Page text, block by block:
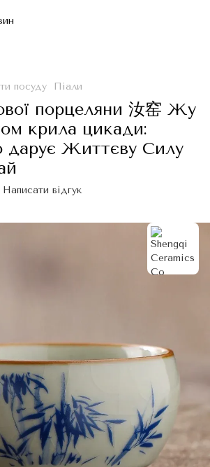
посуду Піали
порцеляни 汝窑 Жу
крила цикади:
дарує Життєву Силу
Написати відгук